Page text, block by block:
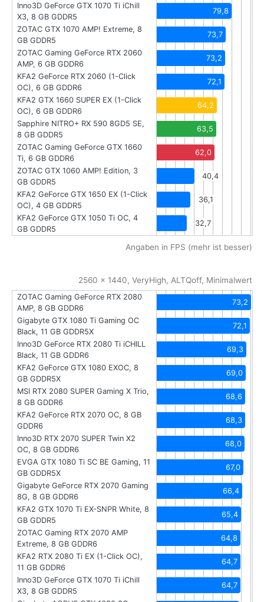
Inno3D GeForce GTX 1070 Ti iChill
X3, 8 GB GDDR5
79,8
ZOTAC GTX 1070 AMP! Extreme, 8
GB GDDR5
73,7
ZOTAC Gaming GeForce RTX 2060
AMP, 6 GB GDDR6
73,2
KFA2 GeForce RTX 2060 (1-Click
OC), 6 GB GDDR6
72,1
KFA2 GTX 1660 SUPER EX (1-Click
OC), 6 GB GDDR6
64,2
Sapphire NITRO+ RX 590 8GD5 SE,
8 GB GDDR5
63,5
ZOTAC Gaming GeForce GTX 1660
Ti, 6 GB GDDR6
62,0
ZOTAC GTX 1060 AMP! Edition, 3
GB GDDR5
40,4
KFA2 GeForce GTX 1650 EX (1-Click
OC), 4 GB GDDR5
36,1
KFA2 GeForce GTX 1050 Ti OC, 4
GB GDDR5
32,7
Angaben in FPS (mehr ist besser)
2560 x 1440, VeryHigh, ALTQoff, Minimalwert
ZOTAC Gaming GeForce RTX 2080
AMP, 8 GB GDDR6
73,2
Gigabyte GTX 1080 Ti Gaming OC
Black, 11 GB GDDR5X
72,1
Inno3D GeForce RTX 2080 Ti iCHILL
Black, 11 GB GDDR6
69,3
KFA2 GeForce GTX 1080 EXOC, 8
GB GDDR5X
69,0
MSI RTX 2080 SUPER Gaming X Trio,
8 GB GDDR6
68,6
KFA2 GeForce RTX 2070 OC, 8 GB
GDDR6
68,3
Inno3D RTX 2070 SUPER Twin X2
OC, 8 GB GDDR6
68,0
EVGA GTX 1080 Ti SC BE Gaming, 11
GB GDDR5X
67,0
Gigabyte GeForce RTX 2070 Gaming
8G, 8 GB GDDR6
66,4
KFA2 GTX 1070 Ti EX-SNPR White, 8
GB GDDR5
65,4
ZOTAC Gaming RTX 2070 AMP
Extreme, 8 GB GDDR6
64,8
KFA2 RTX 2080 Ti EX (1-Click OC),
11 GB GDDR6
64,7
Inno3D GeForce GTX 1070 Ti iChill
X3, 8 GB GDDR5
64,7